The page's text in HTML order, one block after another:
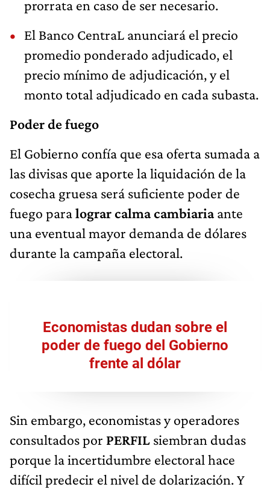
prorrata en caso de ser necesario.
El Banco CentraL anunciará el precio
promedio ponderado adjudicado, el
precio mínimo de adjudicación, y el
monto total adjudicado en cada subasta.
Poder de fuego
El Gobierno confía que esa oferta sumada a
las divisas que aporte la liquidación de la
cosecha gruesa será suficiente poder de
fuego paralograr calma cambiariaante
una eventual mayor demanda de dólares
durante la campaña electoral.
Economistas dudan sobre el
poder de fuego del Gobierno
frente al dólar
Sin embargo, economistas y operadores
consultados por PERFIL siembran dudas
porque la incertidumbre electoral hace
difícil predecir el nivel de dolarización. Y